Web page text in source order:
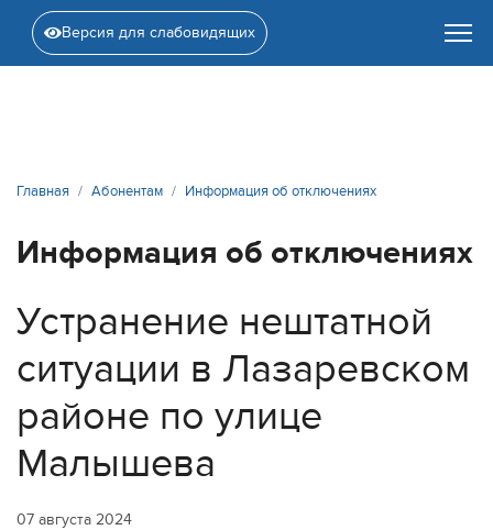
Версия для слабовидящих
Главная Абонентам Информация об отключениях
Информация об отключениях
Устранение нештатной
ситуации в Лазаревском
районе по улице
Малышева
07 августа 2024